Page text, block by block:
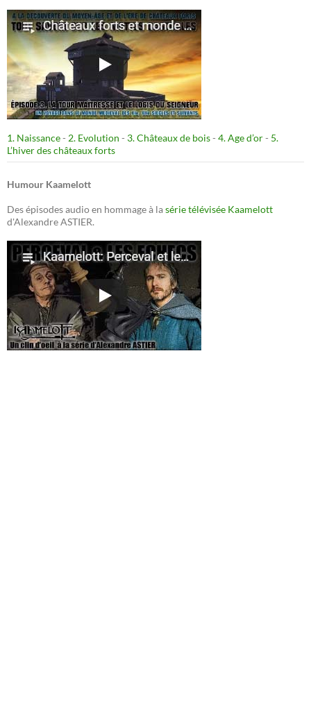
1. Naissance- 2. Evolution - 3. Châteaux de bois- 4. Age d’or- 5.
L’hiver des châteaux forts
Humour Kaamelott
Des épisodes audio en hommage à lasérie télévisée Kaamelott
d'Alexandre ASTIER.